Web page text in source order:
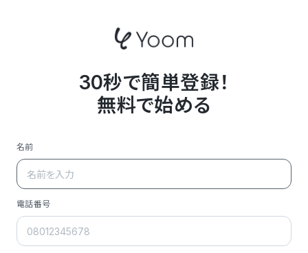
30秒で簡単登録！
無料で始める
名前
電話番号